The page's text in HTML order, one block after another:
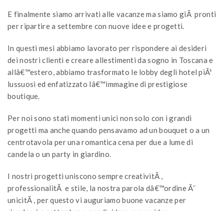
E finalmente siamo arrivati alle vacanze ma siamo giÃ pronti
per ripartire a settembre con nuove idee e progetti.
In questi mesi abbiamo lavorato per rispondere ai desideri
dei nostri clienti e creare allestimenti da sogno in Toscana e
allâ€™estero, abbiamo trasformato le lobby degli hotel piÃ¹
lussuosi ed enfatizzato lâ€™immagine di prestigiose
boutique.
Per noi sono stati momenti unici non solo con i grandi
progetti ma anche quando pensavamo ad un bouquet o a un
centrotavola per una romantica cena per due a lume di
candela o un party in giardino.
I nostri progetti uniscono sempre creativitÃ ,
professionalitÃ e stile, la nostra parola dâ€™ordine Ã¨
unicitÃ , per questo vi auguriamo buone vacanze per